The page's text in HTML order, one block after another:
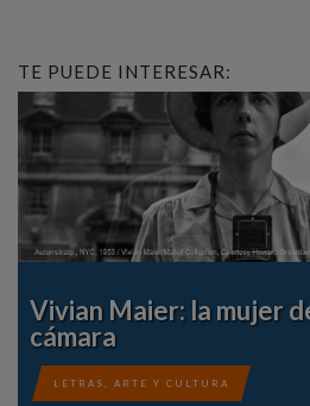
TE PUEDE INTERESAR:
Vivian Maier: la mujer
cámara
LETRAS, ARTE Y CULTURA